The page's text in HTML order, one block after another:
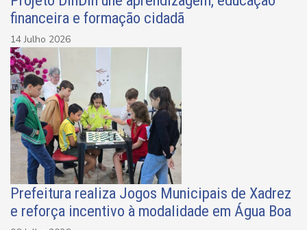
financeira e formação cidadã
14 Julho 2026
Prefeitura realiza Jogos Municipais de Xadrez
e reforça incentivo à modalidade em Água Boa